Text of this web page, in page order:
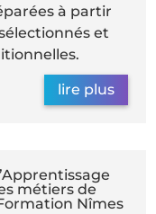
à partir
et
lire plus
métiers de
Nîmes